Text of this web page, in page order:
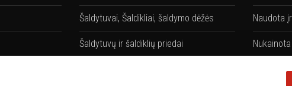
Šaldytuvai, Šaldikliai, šaldymo dėžės
Šaldytuvų ir šaldiklių priedai
Naudota